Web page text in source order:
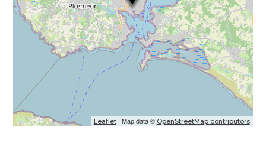
Leaflet| Map data © OpenStreetMap contributors